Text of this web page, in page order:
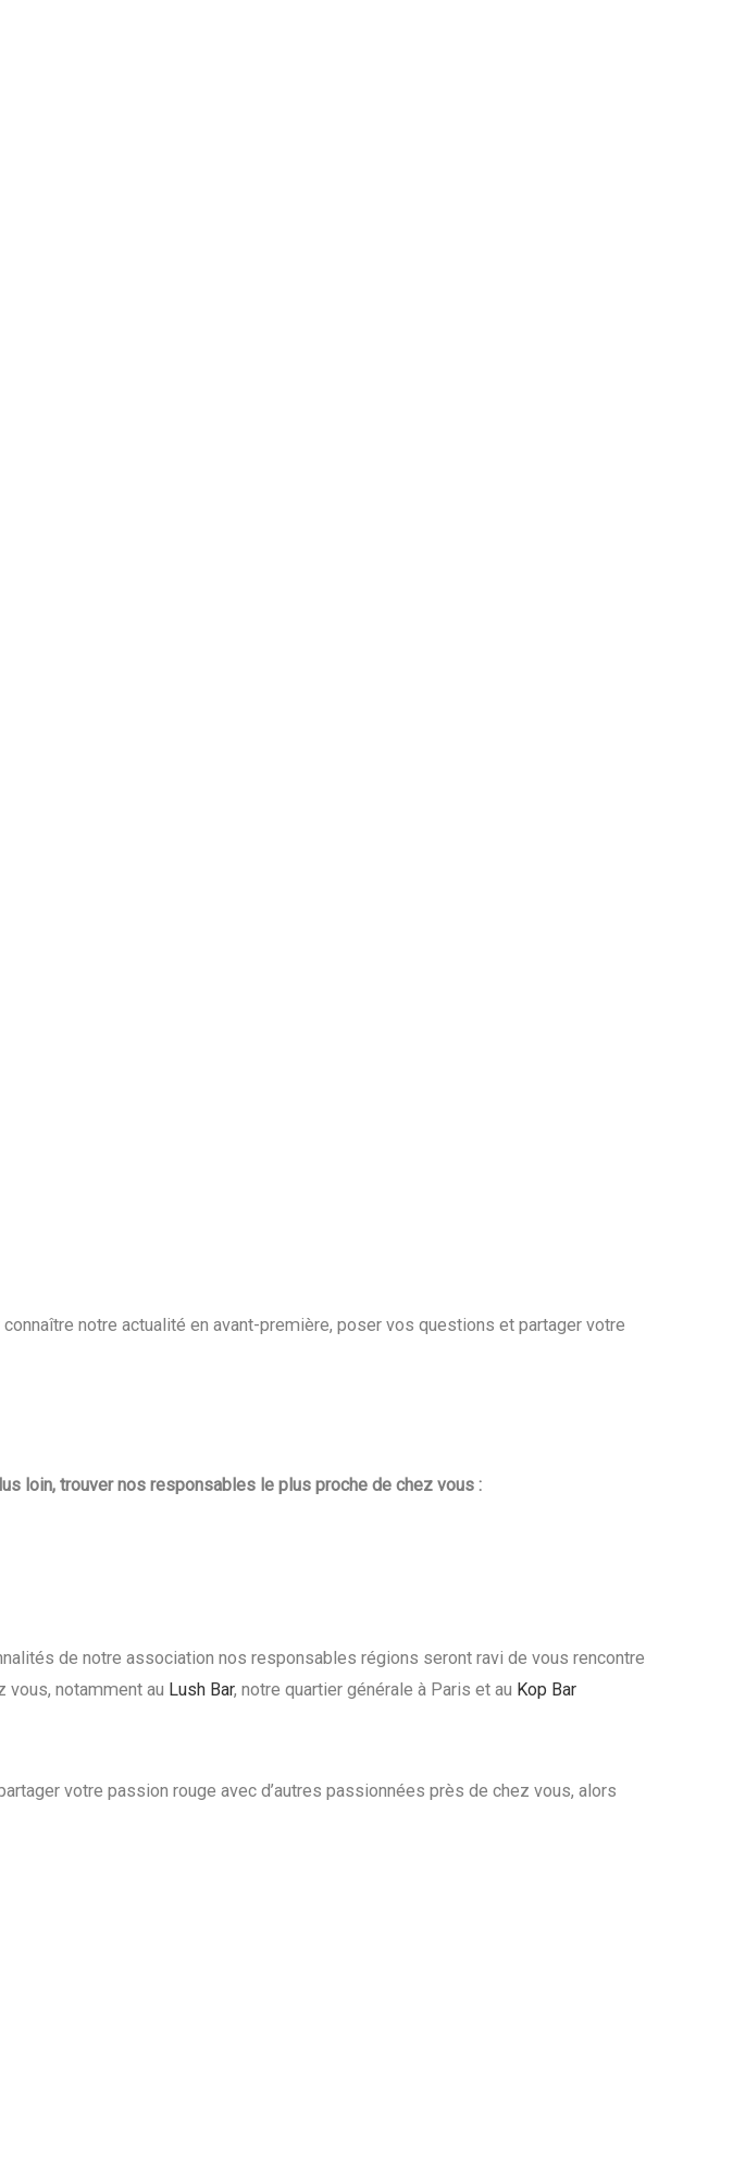
notre actualité en avant-première, poser vos questions et partager votre
loin, trouver nos responsables le plus proche de chez vous :
de notre association nos responsables régions seront ravi de vous rencontre
notamment au Lush Bar, notre quartier générale à Paris et au Kop Bar
votre passion rouge avec d’autres passionnées près de chez vous, alors